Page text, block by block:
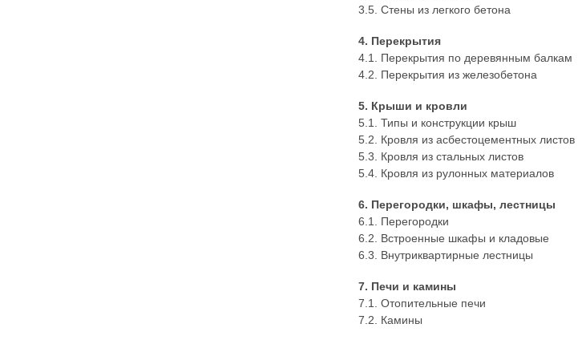
3.5. Стены из легкого бетона
4. Перекрытия
4.1. Перекрытия по деревянным балкам
4.2. Перекрытия из железобетона
5. Крыши и кровли
5.1. Типы и конструкции крыш
5.2. Кровля из асбестоцементных листов
5.3. Кровля из стальных листов
5.4. Кровля из рулонных материалов
6. Перегородки, шкафы, лестницы
6.1. Перегородки
6.2. Встроенные шкафы и кладовые
6.3. Внутриквартирные лестницы
7. Печи и камины
7.1. Отопительные печи
7.2. Камины